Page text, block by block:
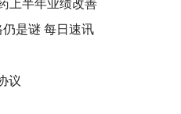
上半年业绩改善
是谜 每日速讯
议